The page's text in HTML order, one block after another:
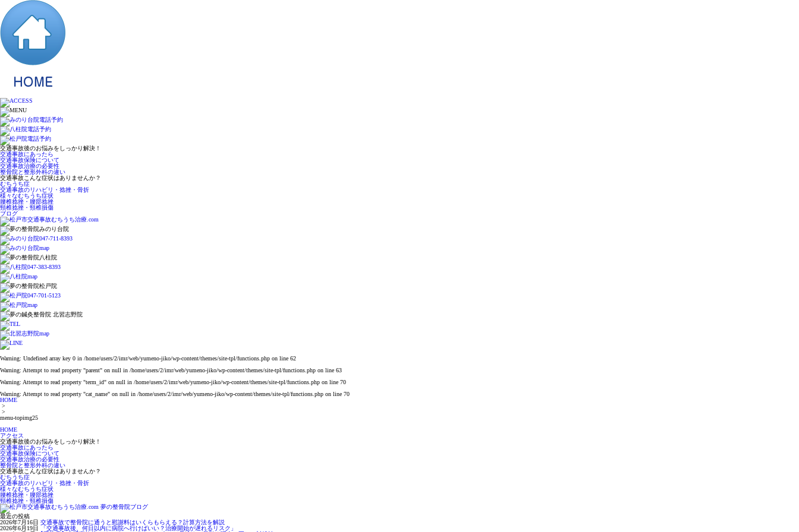
交通事故後のお悩みをしっかり解決！
交通事故にあったら
交通事故保険について
交通事故治療の必要性
整骨院と整形外科の違い
交通事故こんな症状はありませんか？
むちうち症
交通事故のリハビリ・捻挫・骨折
様々なむちうち症状
腰椎捻挫・腰部捻挫
頸椎捻挫・頸椎損傷
ブログ
Warning: Undefined array key 0 in /home/users/2/imr/web/yumeno-jiko/wp-content/themes/site-tpl/functions.php on line 62
Warning: Attempt to read property "parent" on null in /home/users/2/imr/web/yumeno-jiko/wp-content/themes/site-tpl/functions.php on line 63
Warning: Attempt to read property "term_id" on null in /home/users/2/imr/web/yumeno-jiko/wp-content/themes/site-tpl/functions.php on line 70
Warning: Attempt to read property "cat_name" on null in /home/users/2/imr/web/yumeno-jiko/wp-content/themes/site-tpl/functions.php on line 70
HOME
>
>
menu-topimg25
HOME
アクセス
交通事故後のお悩みをしっかり解決！
交通事故にあったら
交通事故保険について
交通事故治療の必要性
整骨院と整形外科の違い
交通事故こんな症状はありませんか？
むちうち症
交通事故のリハビリ・捻挫・骨折
様々なむちうち症状
腰椎捻挫・腰部捻挫
頸椎捻挫・頸椎損傷
最近の投稿
2026年7月16日 交通事故で整骨院に通うと慰謝料はいくらもらえる？計算方法を解説
2026年6月19日
「交通事故後、何日以内に病院へ行けばいい？治療開始が遅れるリスク」